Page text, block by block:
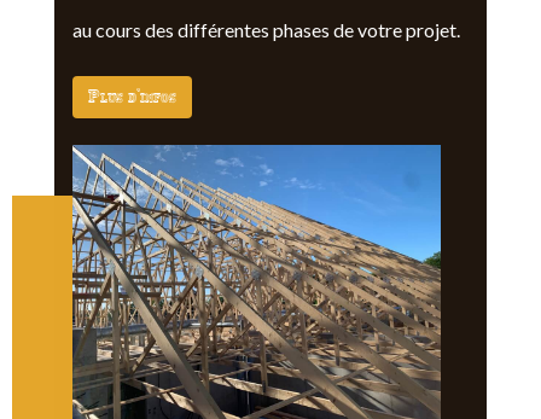
au cours des différentes phases de votre projet.
Plus d'infos